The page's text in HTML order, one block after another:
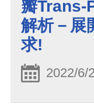
瓣Trans-
解析－展
求!
2022/6/